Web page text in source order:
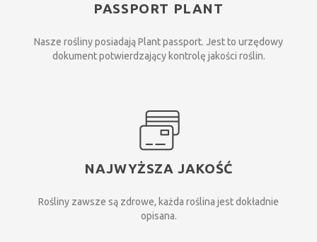
PASSPORT PLANT
Nasze rośliny posiadają Plant passport. Jest to urzędowy
dokument potwierdzający kontrolę jakości roślin.
NAJWYŻSZA JAKOŚĆ
Rośliny zawsze są zdrowe, każda roślina jest dokładnie
opisana.